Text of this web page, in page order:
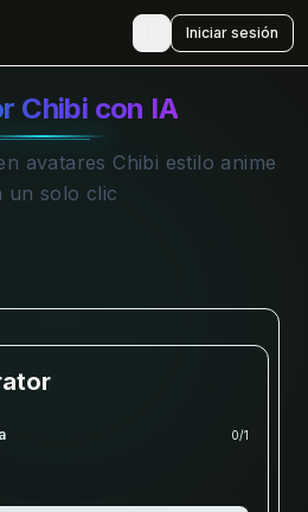
Iniciar sesión
Chibi con IA
avatares Chibi estilo anime
un solo clic
0/1